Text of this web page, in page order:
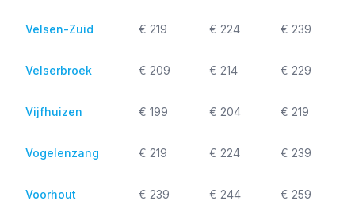
Velsen-Zuid € 219 € 224 € 239
Velserbroek € 209 € 214 € 229
Vijfhuizen € 199 € 204 € 219
Vogelenzang € 219 € 224 € 239
Voorhout € 239 € 244 € 259